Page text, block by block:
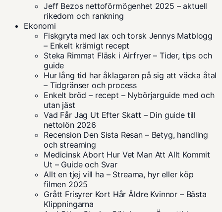
Jeff Bezos nettoförmögenhet 2025 – aktuell
rikedom och rankning
Ekonomi
Fiskgryta med lax och torsk Jennys Matblogg
– Enkelt krämigt recept
Steka Rimmat Fläsk i Airfryer – Tider, tips och
guide
Hur lång tid har åklagaren på sig att väcka åtal
– Tidgränser och process
Enkelt bröd – recept – Nybörjarguide med och
utan jäst
Vad Får Jag Ut Efter Skatt – Din guide till
nettolön 2026
Recension Den Sista Resan – Betyg, handling
och streaming
Medicinsk Abort Hur Vet Man Att Allt Kommit
Ut – Guide och Svar
Allt en tjej vill ha – Streama, hyr eller köp
filmen 2025
Grått Frisyrer Kort Hår Äldre Kvinnor – Bästa
Klippningarna